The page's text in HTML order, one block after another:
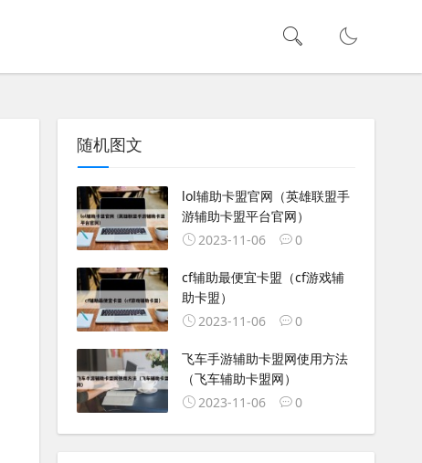
随机图文
lol辅助卡盟官网（英雄联盟手
游辅助卡盟平台官网）
2023-11-06
0
cf辅助最便宜卡盟（cf游戏辅
助卡盟）
2023-11-06
0
飞车手游辅助卡盟网使用方法
（飞车辅助卡盟网）
2023-11-06
0